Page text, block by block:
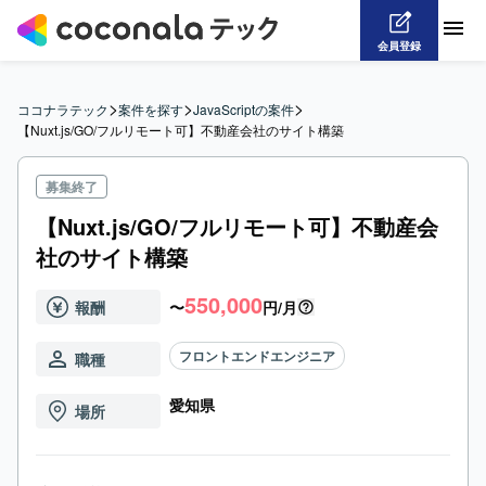
会員登録
ココナラテック>案件を探す>JavaScriptの案件>
【Nuxt.js/GO/フルリモート可】不動産会社のサイト構築
募集終了
【Nuxt.js/GO/フルリモート可】不動産会
社のサイト構築
報酬 〜550,000円/月
職種 フロントエンドエンジニア
場所 愛知県